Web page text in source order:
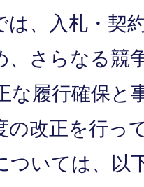
、入札・契
、さらなる競
な履行確保と
の改正を行っ
ついては、以